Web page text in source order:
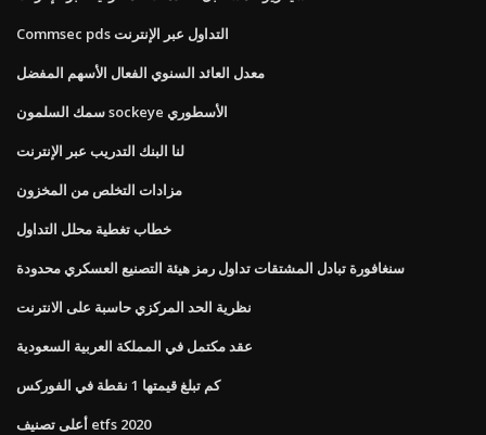
Commsec pds التداول عبر الإنترنت
معدل العائد السنوي الفعال الأسهم المفضل
سمك السلمون sockeye الأسطوري
لنا البنك التدريب عبر الإنترنت
مزادات التخلص من المخزون
خطاب تغطية محلل التداول
سنغافورة تبادل المشتقات تداول رمز هيئة التصنيع العسكري محدودة
نظرية الحد المركزي حاسبة على الانترنت
عقد مكتمل في المملكة العربية السعودية
كم تبلغ قيمتها 1 نقطة في الفوركس
أعلى تصنيف etfs 2020